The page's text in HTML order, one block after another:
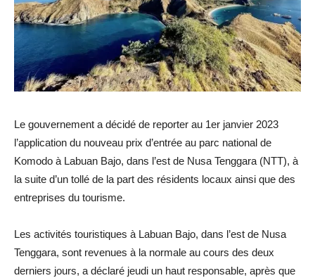
Le gouvernement a décidé de reporter au 1er janvier 2023
l’application du nouveau prix d’entrée au parc national de
Komodo à Labuan Bajo, dans l’est de Nusa Tenggara (NTT), à
la suite d’un tollé de la part des résidents locaux ainsi que des
entreprises du tourisme.
Les activités touristiques à Labuan Bajo, dans l’est de Nusa
Tenggara, sont revenues à la normale au cours des deux
derniers jours, a déclaré jeudi un haut responsable, après que